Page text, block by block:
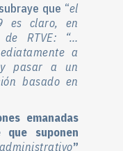
que “el
es claro, en
RTVE: “…
a
y pasar a un
basado en
emanadas
suponen
”